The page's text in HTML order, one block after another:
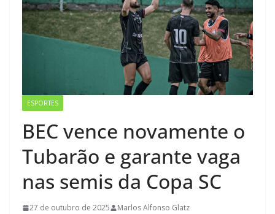
ESPORTES
BEC vence novamente o
Tubarão e garante vaga
nas semis da Copa SC
27 de outubro de 2025 Marlos Alfonso Glatz